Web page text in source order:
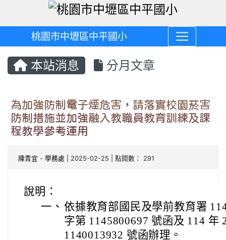
桃園市中壢區中平國小
本站消息 分月文章
為加強防制電子煙危害，請落實校園菸害
防制措施並加強融入教職員教育訓練及課
程教學參考運用
陳青宜 - 學務處 | 2025-02-25 | 點閱數： 291
說明：
一、 依據教育部國民及學前教育署
字第 1145800697 號函及 114 年
1140013932 號函辦理。